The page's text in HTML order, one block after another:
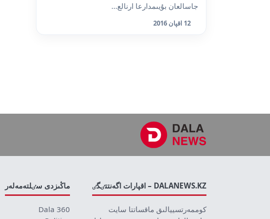
جاسالعان بۇيىمدارعا ارنالع...
12 اقپان 2016
DALANEWS.KZ – اقپارات اگەنتتٸگٸ
كوممەرتسييالىق ماقساتتا سايت
ماڭىزدى سٸلتەمەلەر
Dala 360